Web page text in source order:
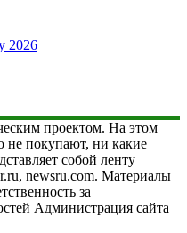
2026
проектом. На этом
не покупают, ни какие
собой ленту
newsru.com. Материалы
за
Администрация сайта